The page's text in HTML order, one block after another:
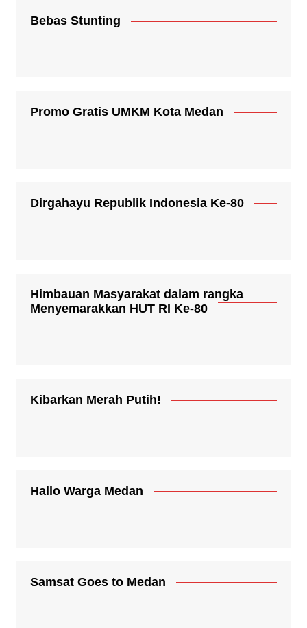
Bebas Stunting
Promo Gratis UMKM Kota Medan
Dirgahayu Republik Indonesia Ke-80
Himbauan Masyarakat dalam rangka
Menyemarakkan HUT RI Ke-80
Kibarkan Merah Putih!
Hallo Warga Medan
Samsat Goes to Medan